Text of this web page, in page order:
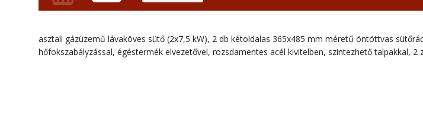
asztali gázüzemű lávaköves sütő (2x7,5 kW), 2 db kétoldalas 365x485 mm méretű öntöttvas
hőfokszabályzással, égéstermék elvezetővel, rozsdamentes acél kivitelben, szintezhető talpakkal, 2